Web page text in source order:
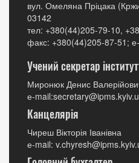
вул. Омеляна Пріцака
03142
тел: +380(44)205-79-10,
факс: +380(44)205-87-51;
Учений секретар
Миронюк Денис
е-
Канцелярія
Чиреш Вікторія Іванівна
е-mail: